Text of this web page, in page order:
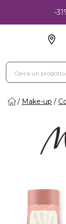
-
Make-up